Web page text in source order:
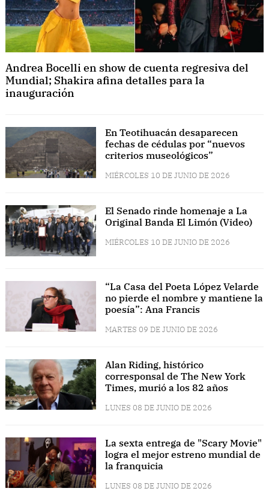
Andrea Bocelli en show de cuenta regresiva del
Mundial; Shakira afina detalles para la
inauguración
En Teotihuacán desaparecen
fechas de cédulas por “nuevos
criterios museológicos”
MIÉRCOLES 10 DE JUNIO DE 2026
El Senado rinde homenaje a La
Original Banda El Limón (Video)
MIÉRCOLES 10 DE JUNIO DE 2026
“La Casa del Poeta López Velarde
no pierde el nombre y mantiene la
poesía”: Ana Francis
MARTES 09 DE JUNIO DE 2026
Alan Riding, histórico
corresponsal de The New York
Times, murió a los 82 años
LUNES 08 DE JUNIO DE 2026
La sexta entrega de "Scary Movie"
logra el mejor estreno mundial de
la franquicia
LUNES 08 DE JUNIO DE 2026